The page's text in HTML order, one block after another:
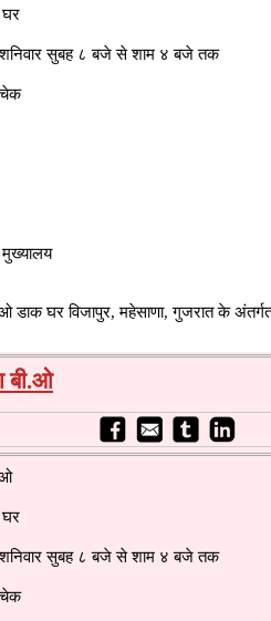
घर
शनिवार सुबह ८ बजे से शाम ४ बजे तक
मुख्यालय
डाक घर विजापुर, महेसाणा, गुजरात के
बी.ओ
घर
शनिवार सुबह ८ बजे से शाम ४ बजे तक